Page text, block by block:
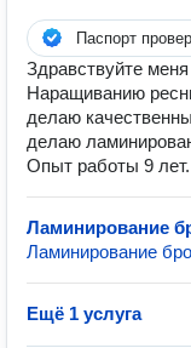
Паспорт
Здравствуйте
Наращиванию
делаю
делаю
Опыт работы 9 лет.
Ламинирование
Ламинирование
Ещё 1 услуга